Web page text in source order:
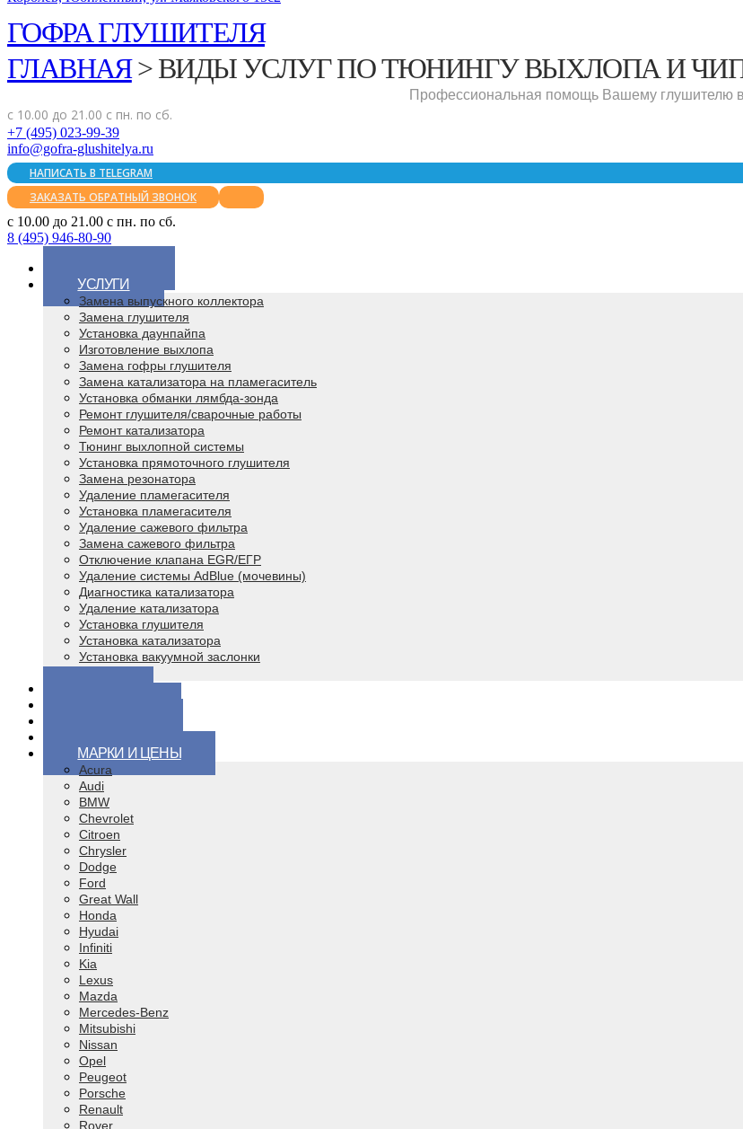
ГОФРА ГЛУШИТЕЛЯ
ГЛАВНАЯ>ВИДЫ УСЛУГ ПО ТЮНИНГУ ВЫХЛОПА И
Профессиональная помощь Вашему глушителю
с 10.00 до 21.00 с пн. по сб.
+7 (495) 023-99-39
info@gofra-glushitelya.ru
НАПИСАТЬ В TELEGRAM
ЗАКАЗАТЬ ОБРАТНЫЙ ЗВОНОК
с 10.00 до 21.00 с пн. по сб.
8 (495) 946-80-90
УСЛУГИ
Замена выпускного коллектора
Замена глушителя
Установка даунпайпа
Изготовление выхлопа
Замена гофры глушителя
Замена катализатора на пламегаситель
Установка обманки лямбда-зонда
Ремонт глушителя/сварочные работы
Ремонт катализатора
Тюнинг выхлопной системы
Установка прямоточного глушителя
Замена резонатора
Удаление пламегасителя
Установка пламегасителя
Удаление сажевого фильтра
Замена сажевого фильтра
Отключение клапана EGR/ЕГР
Удаление системы AdBlue (мочевины)
Диагностика катализатора
Удаление катализатора
Установка глушителя
Установка катализатора
Установка вакуумной заслонки
МАРКИ И ЦЕНЫ
Acura
Audi
BMW
Chevrolet
Citroen
Chrysler
Dodge
Ford
Great Wall
Honda
Hyudai
Infiniti
Kia
Lexus
Mazda
Mercedes-Benz
Mitsubishi
Nissan
Opel
Peugeot
Porsche
Renault
Rover